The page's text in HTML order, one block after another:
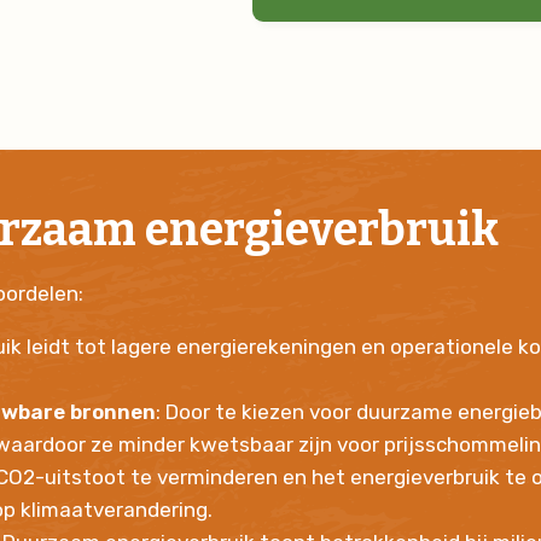
energieverbruik
leidt tot lagere energierekeningen en operationele
bronnen: Door te kiezen voor duurzame
ze minder kwetsbaar zijn voor
uitstoot te verminderen en het energieverbruik te
klimaatverandering.